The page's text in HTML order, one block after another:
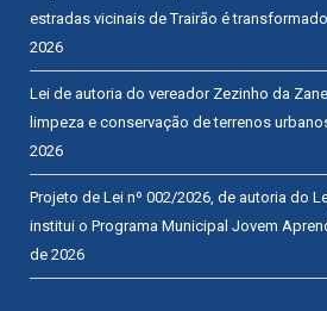
estradas vicinais de Trairão é
2026
Lei de autoria do vereador Zezinho da
limpeza e conservação de terrenos
2026
Projeto de Lei nº 002/2026, de autoria do
institui o Programa Municipal Jovem
de 2026